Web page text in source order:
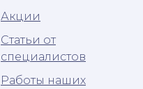
Акции
Статьи от
специалистов
Работы наших